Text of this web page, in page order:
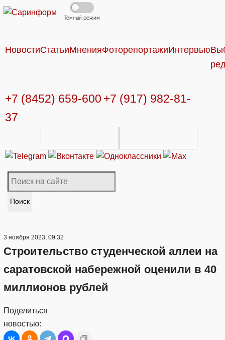
Темный режим
НовостиСтатьиМненияФоторепортажиИнтервью
+7 (8452) 659-600 +7 (917) 982-81-
37
Поиск
3 ноября 2023, 09:32
Строительство студенческой аллеи на
саратовской набережной оценили в 40
миллионов рублей
Поделиться
новостью: